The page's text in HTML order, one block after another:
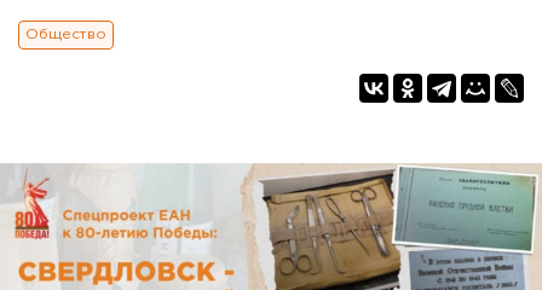
Общество